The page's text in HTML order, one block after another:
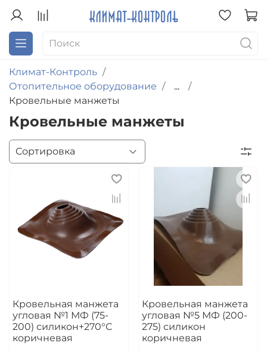
Климат-Контроль
Отопительное оборудование
...
Кровельные манжеты
Кровельные манжеты
Кровельная манжета
угловая №1 МФ (75-
200) силикон+270°C
коричневая
Кровельная манжета
угловая №5 МФ (200-
275) силикон
коричневая